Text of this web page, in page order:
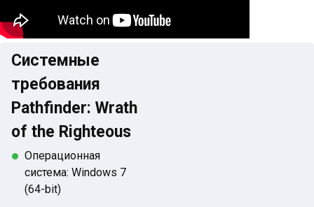
Системные
требования
Pathfinder: Wrath
of the Righteous
Операционная
система: Windows 7
(64-bit)